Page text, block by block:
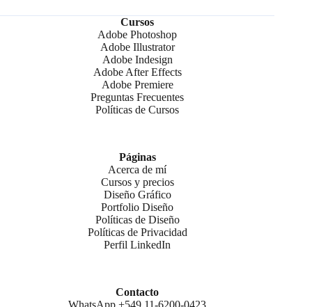
Cursos
Adobe Photoshop
Adobe Illustrator
Adobe Indesign
Adobe After Effects
Adobe Premiere
Preguntas Frecuentes
Políticas de Cursos
Páginas
Acerca de mí
Cursos y precios
Diseño Gráfico
Portfolio Diseño
Políticas de Diseño
Políticas de Privacidad
Perfil LinkedIn
Contacto
WhatsApp +549 11-6200-0423